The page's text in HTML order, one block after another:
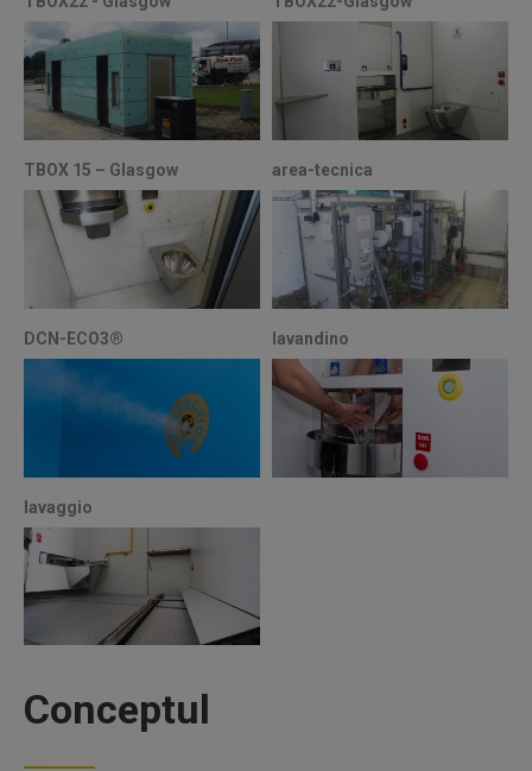
Conceptul